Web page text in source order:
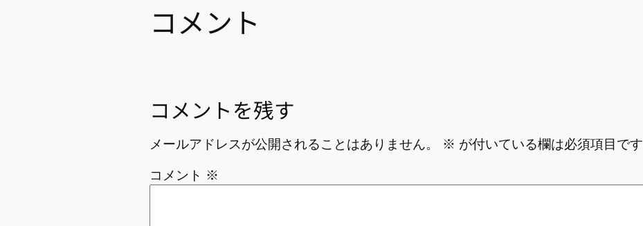
コメント
コメントを残す
メールアドレスが公開されることはありません。 ※ が付いている欄は必須項目です
コメント ※